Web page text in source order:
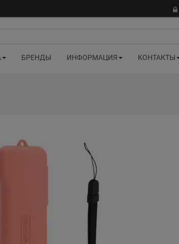
БРЕНДЫ ИНФОРМАЦИЯ КОНТАКТЫ